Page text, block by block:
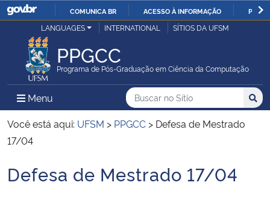
IR
COMUNICA BR ACESSO À INFORMAÇÃO
Ministério da Justiça e Segurança Pública
Ministério da Defesa
Ministério das Relações Exteriores
Ministério da Infraestrutura
LANGUAGES INTERNATIONAL SÍTIOS DA UFSM
PPGCC
Programa de Pós-Graduação em Ciência da Computação
Menu Menu Principal do Sítio
Busca
Buscar no no Sítio
Busca:
Você está aqui: UFSM > PPGCC > Defesa de Mestrado
17/04
Início do conteúdo
Defesa de Mestrado 17/04